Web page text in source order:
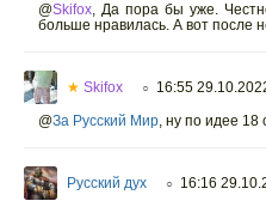
@Skifox, Да пора бы уже.
больше нравилась. А вот после
★ Skifox ○ 16:55
@За Русский Мир, ну по идее 18
Русский дух ○ 16:16